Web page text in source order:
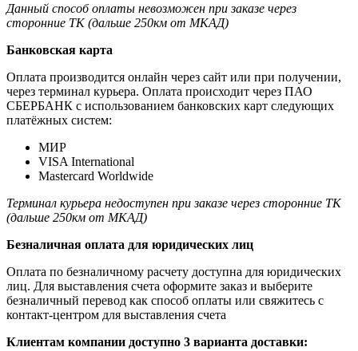
Данный способ оплаты невозможен при заказе через
сторонние ТК (дальше 250км от МКАД)
Банковская карта
Оплата производится онлайн через сайт или при получении,
через терминал курьера. Оплата происходит через ПАО
СБЕРБАНК с использованием банковских карт следующих
платёжных систем:
МИР
VISA International
Mastercard Worldwide
Терминал курьера недоступен при заказе через сторонние ТК
(дальше 250км от МКАД)
Безналичная оплата для юридических лиц
Оплата по безналичному расчету доступна для юридических
лиц. Для выставления счета оформите заказ и выберите
безналичный перевод как способ оплаты или свяжитесь с
контакт-центром для выставления счета
Клиентам компании доступно 3 варианта доставки: